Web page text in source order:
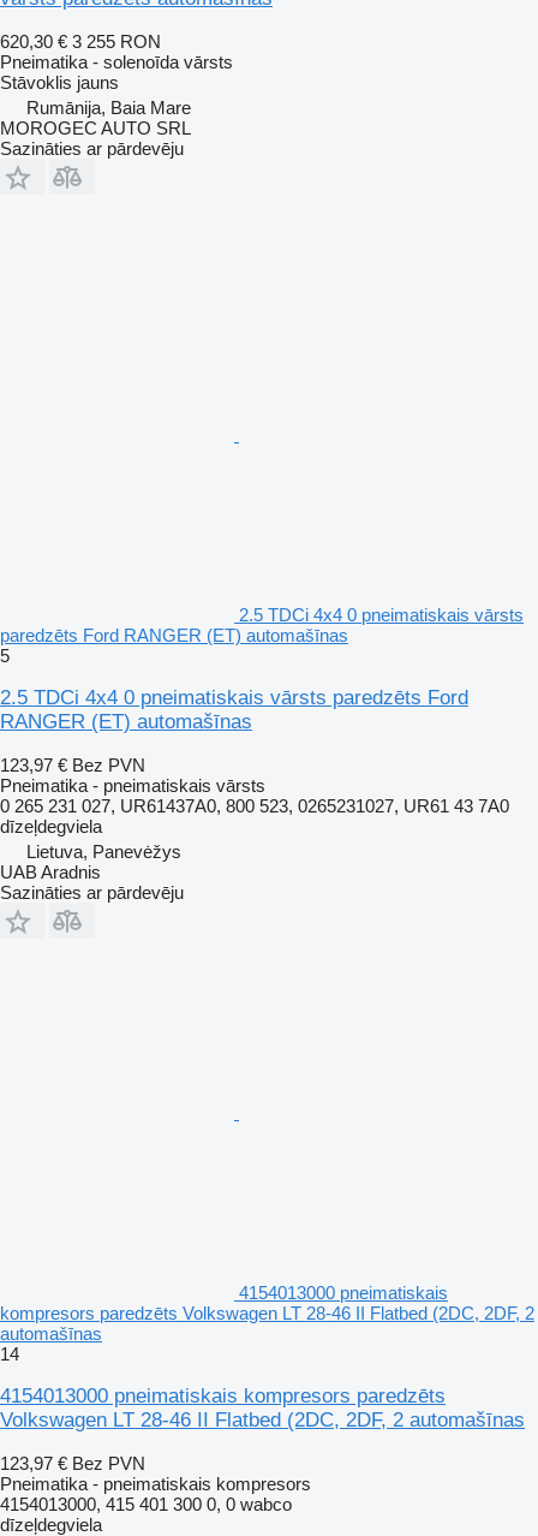
620,30 € 3 255 RON
Pneimatika - solenoīda vārsts
Stāvoklis jauns
Rumānija, Baia Mare
MOROGEC AUTO SRL
Sazināties ar pārdevēju
2.5 TDCi 4x4 0 pneimatiskais vārsts
paredzēts Ford RANGER (ET) automašīnas
5
2.5 TDCi 4x4 0 pneimatiskais vārsts paredzēts Ford
RANGER (ET) automašīnas
123,97 € Bez PVN
Pneimatika - pneimatiskais vārsts
0 265 231 027, UR61437A0, 800 523, 0265231027, UR61 43 7A0
dīzeļdegviela
Lietuva, Panevėžys
UAB Aradnis
Sazināties ar pārdevēju
4154013000 pneimatiskais
kompresors paredzēts Volkswagen LT 28-46 II Flatbed (2DC, 2DF, 2
automašīnas
14
4154013000 pneimatiskais kompresors paredzēts
Volkswagen LT 28-46 II Flatbed (2DC, 2DF, 2 automašīnas
123,97 € Bez PVN
Pneimatika - pneimatiskais kompresors
4154013000, 415 401 300 0, 0 wabco
dīzeļdegviela